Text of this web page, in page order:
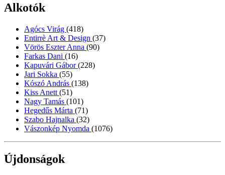
Alkotók
Agócs Virág (418)
Entirrè Art & Design (37)
Vörös Eszter Anna (90)
Farkas Dani (16)
Kapuvári Gábor(228)
Jari Sokka (55)
Kószó András (138)
Kiss Anett (51)
Nagy Tamás (101)
Hegedűs Márta (71)
Szabo Hajnalka (32)
Vászonkép Nyomda (1076)
Újdonságok